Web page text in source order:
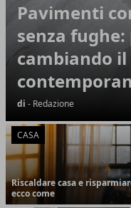
Pavimenti
senza
cambiando
di - Redazione
CASA
Riscaldare casa e
ecco come